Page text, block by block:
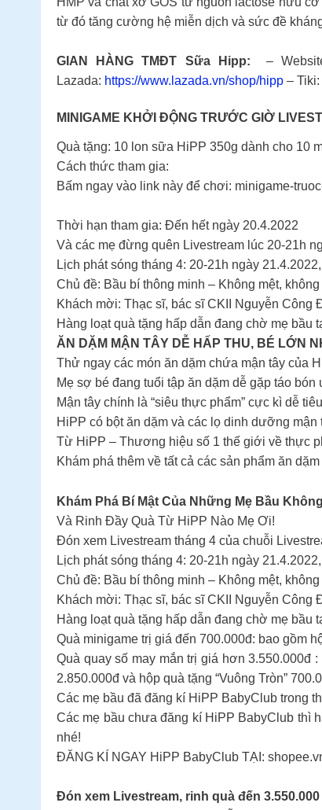
từ đó tăng cường hệ miễn dịch và sức đề
GIAN HÀNG TMĐT Sữa Hipp: –
Lazada: https://www.lazada.vn/shop/hipp – Tiki:
MINIGAME KHỞI ĐỘNG TRƯỚC GIỜ
Quà tặng: 10 lon sữa HiPP 350g dành cho 10
Cách thức tham gia:
Bấm ngay vào link này để chơi: minigame-
Thời hạn tham gia: Đến hết ngày 20.4.2022
Và các mẹ đừng quên Livestream lúc 20-21h
Lịch phát sóng tháng 4: 20-21h ngày
Chủ đề: Bầu bí thông minh – Không mệt,
Khách mời: Thạc sĩ, bác sĩ CKII Nguyễn Công
Hàng loạt quà tặng hấp dẫn đang chờ mẹ bầu
ĂN DẶM MẬN TÂY DỄ HẤP THU, BÉ LỚN
Thử ngay các món ăn dặm chứa mận tây của
Mẹ sợ bé đang tuổi tập ăn dặm dễ gặp táo bón
Mận tây chính là “siêu thực phẩm” cực kì dễ
HiPP có bột ăn dặm và các lọ dinh dưỡng
Từ HiPP – Thương hiệu số 1 thế giới về thực
Khám phá thêm về tất cả các sản phẩm ăn
Khám Phá Bí Mật Của Những Mẹ Bầu
Và Rinh Đầy Quà Từ HiPP Nào Mẹ Ơi!
Đón xem Livestream tháng 4 của chuỗi
Lịch phát sóng tháng 4: 20-21h ngày
Chủ đề: Bầu bí thông minh – Không mệt,
Khách mời: Thạc sĩ, bác sĩ CKII Nguyễn Công
Hàng loạt quà tặng hấp dẫn đang chờ mẹ bầu
Quà minigame trị giá đến 700.000đ: bao gồm
Quà quay số may mắn trị giá hơn 3.550.000đ
2.850.000đ và hộp quà tặng “Vuông Tròn”
Các mẹ bầu đã đăng kí HiPP BabyClub trong
Các mẹ bầu chưa đăng kí HiPP BabyClub thì
nhé!
ĐĂNG KÍ NGAY HiPP BabyClub TẠI:
Đón xem Livestream, rinh quà đến